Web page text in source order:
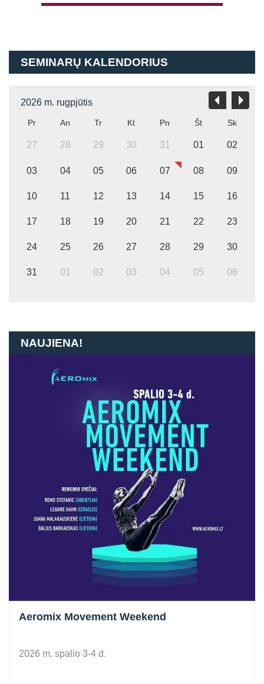
SEMINARŲ KALENDORIUS
2026 m. rugpjūtis
Pr An Tr Kt Pn Št Sk
27 28 29 30 31 01 02
03 04 05 06 07 08 09
10 11 12 13 14 15 16
17 18 19 20 21 22 23
24 25 26 27 28 29 30
31 01 02 03 04 05 06
NAUJIENA!
Aeromix Movement Weekend
2026 m. spalio 3-4 d.
Prisijungti